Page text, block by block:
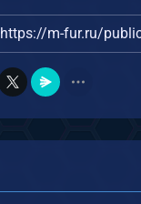
https://m-fur.ru/